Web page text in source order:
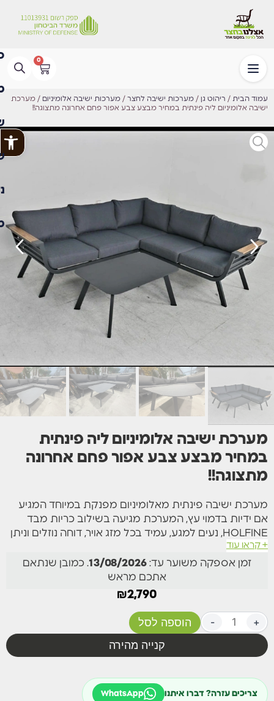
0
עמוד הבית / ריהוט גן / מערכות ישיבה לחצר / מערכות ישיבה אלומיניום / מערכת
ישיבה אלומיניום ליה פינתית במחיר מבצע צבע אפור פחם אחרונה מתצוגה!!
מערכת ישיבה אלומיניום ליה פינתית
במחיר מבצע צבע אפור פחם אחרונה
מתצוגה!!
מערכת ישיבה פינתית מאלומיניום מפנקת במיוחד המגיע
אם ידיות בדמוי עץ, המערכת מגיעה בשילוב כריות מבד
HOLFINE, נעים למגע, עמיד בכל מזג אויר, דוחה נוזלים וניתן
להסרה וכביסה. שילדת אלומיניום עבה במיוחד, צבועה
בתנור בשיטת powder coating בשלוש שכבות (כולל
210 ס"מ על 200 ס"מ שהסט מחובר עומק 75
ס"מ
+ קראו עוד
זמן אספקה משוער עד: 13/08/2026. כמובן שנתאם
אתכם מראש
₪2,790
- +
הוספה לסל
קנייה מהירה
צריכים עזרה? דברו איתנו WhatsApp